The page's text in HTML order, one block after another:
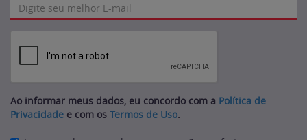
Ao informar meus dados, eu concordo com a Política de
Privacidade e com os Termos de Uso.